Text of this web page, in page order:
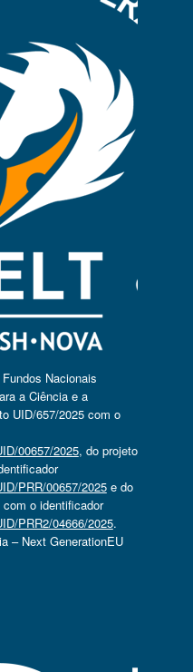
Nacionais
a Ciência e a
UID/657/2025 com o
00657/2025, do projeto
PRR/00657/2025e do
o identificador
PRR2/04666/2025.
– Next GenerationEU